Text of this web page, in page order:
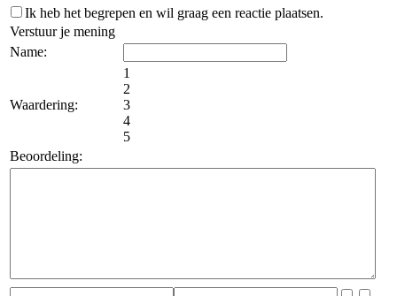
Ik heb het begrepen en wil graag een reactie plaatsen.
Verstuur je mening
Name:
Waardering:
1
2
3
4
5
Beoordeling: